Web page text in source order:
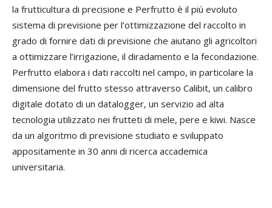
la frutticultura di precisione e Perfrutto è il più evoluto
sistema di previsione per l’ottimizzazione del raccolto in
grado di fornire dati di previsione che aiutano gli agricoltori
a ottimizzare l’irrigazione, il diradamento e la fecondazione.
Perfrutto elabora i dati raccolti nel campo, in particolare la
dimensione del frutto stesso attraverso Calibit, un calibro
digitale dotato di un datalogger, un servizio ad alta
tecnologia utilizzato nei frutteti di mele, pere e kiwi. Nasce
da un algoritmo di previsione studiato e sviluppato
appositamente in 30 anni di ricerca accademica
universitaria.